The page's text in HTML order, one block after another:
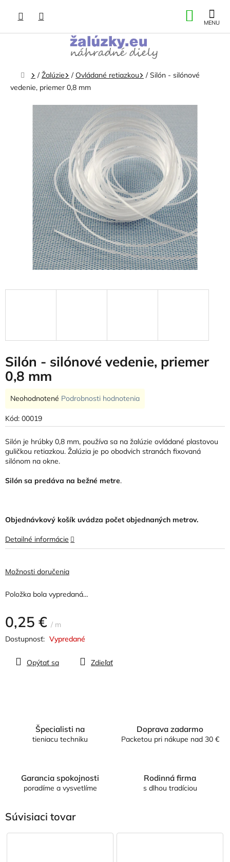
obsah
KOŠÍK
Domov
/ Žalúzie / Ovládané retiazkou / Silón - silónové
vedenie, priemer 0,8 mm
Silón - silónové vedenie, priemer
0,8 mm
Kód: 00019
0,25 € / m
Jednotková
Vypredané
Možnosti doručenia
Položka bola vypredaná…
Silón je hrúbky 0,8 mm, používa sa na žalúzie ovládané plastovou
guličkou retiazkou. Žalúzia je po obodvich stranách fixovaná
silónom na okne.
Silón sa predáva na bežné metre.
Objednávkový košík uvádza počet objednaných metrov.
Detailné informácie
Opýtať sa Zdieľať
Priemerné
produktu
je
0,0
z
5
hviezdičiek.
Neohodnotené Podrobnosti hodnotenia
Špecialisti na
tieniacu techniku
Doprava zadarmo
Packetou pri nákupe nad 30 €
Garancia spokojnosti
poradíme a vysvetlíme
Rodinná firma
s dlhou tradíciou
Súvisiaci tovar